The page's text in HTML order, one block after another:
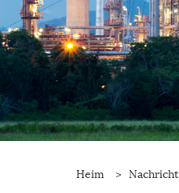
Heim > Nachricht